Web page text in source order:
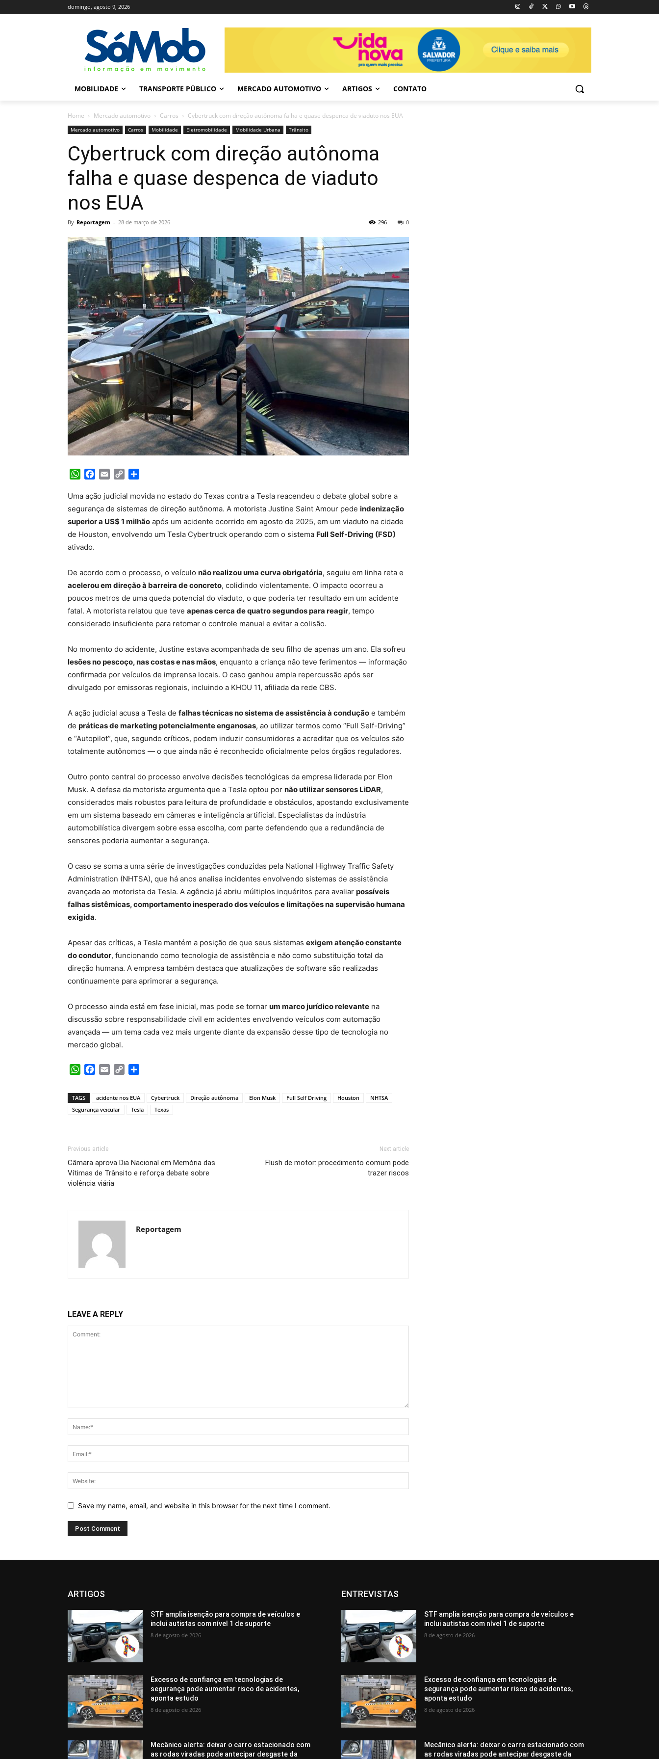
domingo, agosto 9, 2026
MOBILIDADE TRANSPORTE PÚBLICO MERCADO AUTOMOTIVO ARTIGOS CONTATO
Home Mercado automotivo Carros Cybertruck com direção autônoma falha e quase despenca de viaduto nos EUA
Mercado automotivo Carros Mobilidade Eletromobilidade Mobilidade Urbana Trânsito
Cybertruck com direção autônoma
falha e quase despenca de viaduto
nos EUA
By Reportagem - 28 de março de 2026 0
296
WhatsApp
Facebook
Email Copy
Uma ação judicial movida no estado do Texas contra a Tesla reacendeu o debate global sobre a
segurança de sistemas de direção autônoma. A motorista Justine Saint Amour pede indenização
superior a US$ 1 milhão após um acidente ocorrido em agosto de 2025, em um viaduto na cidade
de Houston, envolvendo um Tesla Cybertruck operando com o sistema Full Self-Driving (FSD)
ativado.
De acordo com o processo, o veículo não realizou uma curva obrigatória, seguiu em linha reta e
acelerou em direção à barreira de concreto, colidindo violentamente. O impacto ocorreu a
poucos metros de uma queda potencial do viaduto, o que poderia ter resultado em um acidente
fatal. A motorista relatou que teve apenas cerca de quatro segundos para reagir, tempo
considerado insuficiente para retomar o controle manual e evitar a colisão.
No momento do acidente, Justine estava acompanhada de seu filho de apenas um ano. Ela sofreu
lesões no pescoço, nas costas e nas mãos, enquanto a criança não teve ferimentos — informação
confirmada por veículos de imprensa locais. O caso ganhou ampla repercussão após ser
divulgado por emissoras regionais, incluindo a KHOU 11, afiliada da rede CBS.
A ação judicial acusa a Tesla de falhas técnicas no sistema de assistência à condução e também
de práticas de marketing potencialmente enganosas, ao utilizar termos como “Full Self-Driving”
e “Autopilot”, que, segundo críticos, podem induzir consumidores a acreditar que os veículos são
totalmente autônomos — o que ainda não é reconhecido oficialmente pelos órgãos reguladores.
Outro ponto central do processo envolve decisões tecnológicas da empresa liderada por Elon
Musk. A defesa da motorista argumenta que a Tesla optou por não utilizar sensores LiDAR,
considerados mais robustos para leitura de profundidade e obstáculos, apostando exclusivamente
em um sistema baseado em câmeras e inteligência artificial. Especialistas da indústria
automobilística divergem sobre essa escolha, com parte defendendo que a redundância de
sensores poderia aumentar a segurança.
O caso se soma a uma série de investigações conduzidas pela National Highway Traffic Safety
Administration (NHTSA), que há anos analisa incidentes envolvendo sistemas de assistência
avançada ao motorista da Tesla. A agência já abriu múltiplos inquéritos para avaliar possíveis
falhas sistêmicas, comportamento inesperado dos veículos e limitações na supervisão humana
exigida.
Apesar das críticas, a Tesla mantém a posição de que seus sistemas exigem atenção constante
do condutor, funcionando como tecnologia de assistência e não como substituição total da
direção humana. A empresa também destaca que atualizações de software são realizadas
continuamente para aprimorar a segurança.
O processo ainda está em fase inicial, mas pode se tornar um marco jurídico relevante na
discussão sobre responsabilidade civil em acidentes envolvendo veículos com automação
avançada — um tema cada vez mais urgente diante da expansão desse tipo de tecnologia no
mercado global.
WhatsApp
Facebook
Email Copy
TAGS acidente nos EUA Cybertruck Direção autônoma Elon Musk Full Self Driving Houston
NHTSA
Segurança veicular
Tesla Texas
Previous article
Câmara aprova Dia Nacional em Memória das
Vítimas de Trânsito e reforça debate sobre
violência viária
Next article
Flush de motor: procedimento comum pode
trazer riscos
Reportagem
LEAVE A REPLY
Save my name, email, and website in this browser for the next time I comment.
ARTIGOS
STF amplia isenção para compra de veículos e
inclui autistas com nível 1 de suporte
8 de agosto de 2026
Excesso de confiança em tecnologias de
segurança pode aumentar risco de acidentes,
aponta estudo
8 de agosto de 2026
Mecânico alerta: deixar o carro estacionado com
as rodas viradas pode antecipar desgaste da
ENTREVISTAS
STF amplia isenção para compra de veículos e
inclui autistas com nível 1 de suporte
8 de agosto de 2026
Excesso de confiança em tecnologias de
segurança pode aumentar risco de acidentes,
aponta estudo
8 de agosto de 2026
Mecânico alerta: deixar o carro estacionado com
as rodas viradas pode antecipar desgaste da